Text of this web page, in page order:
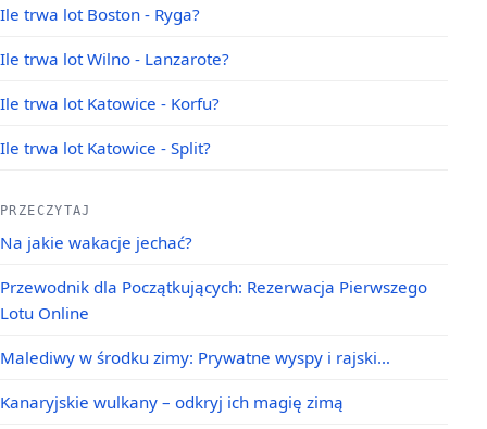
Ile trwa lot Boston - Ryga?
Ile trwa lot Wilno - Lanzarote?
Ile trwa lot Katowice - Korfu?
Ile trwa lot Katowice - Split?
PRZECZYTAJ
Na jakie wakacje jechać?
Przewodnik dla Początkujących: Rezerwacja Pierwszego
Lotu Online
Malediwy w środku zimy: Prywatne wyspy i rajski…
Kanaryjskie wulkany – odkryj ich magię zimą